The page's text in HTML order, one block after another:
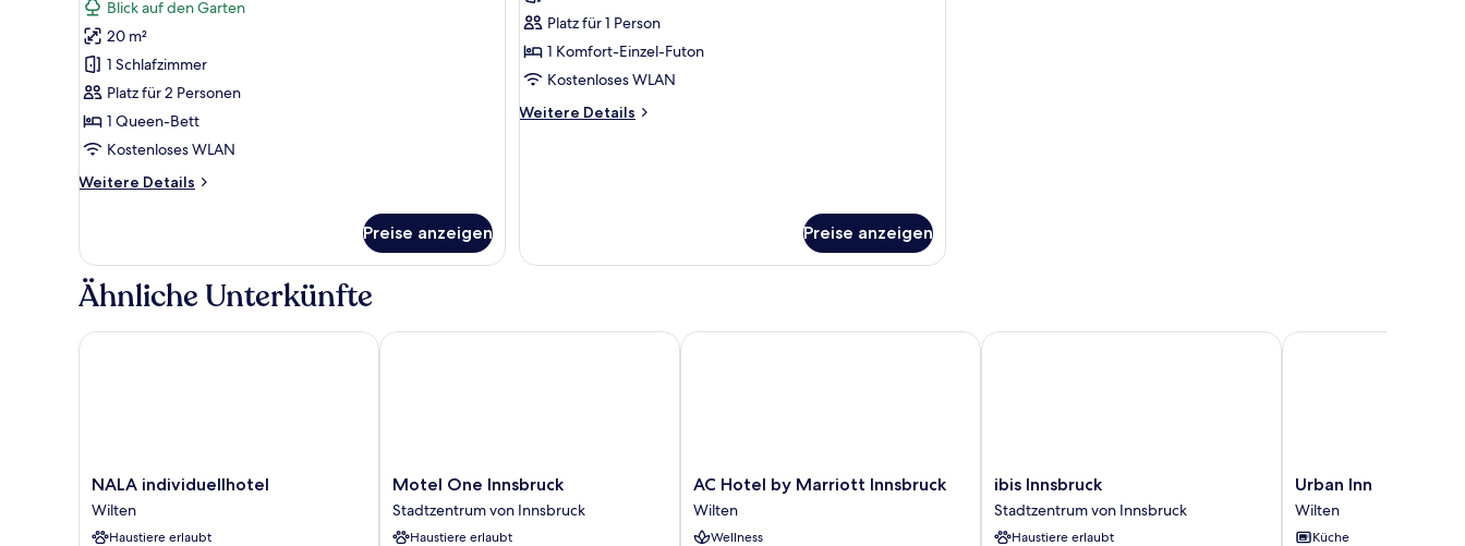
Village
Garden
Corner
anzeigen
Bewertungen)
Blick auf den Garten
20 m²
1 Schlafzimmer
Platz für 2 Personen
1 Queen-Bett
Kostenloses WLAN
Weitere Details
Weitere
Village
Garden
Corner
Preise anzeigen
Einzelzimmer,
Japanisches
Futonbett
Platz für 1 Person
1 Komfort-Einzel-Futon
Kostenloses WLAN
Weitere Details
Weitere
Preise anzeigen
Ähnliche Unterkünfte
NALA
individuellhotel
Wilten
NALA individuellhotel
Wilten
Haustiere erlaubt
NALA individuellhotel
Motel
One
Innsbruck
Stadtzentrum
Motel One Innsbruck
Stadtzentrum von Innsbruck
Haustiere erlaubt
Motel One Innsbruck
AC
Hotel
by
Marriott
AC Hotel by Marriott Innsbruck
Wilten
Wellness
AC Hotel by Marriott Innsbruck
ibis
Innsbruck
Stadtzentrum
von
ibis Innsbruck
Stadtzentrum von Innsbruck
Haustiere erlaubt
ibis Innsbruck
Urban
Inn
Wilten
Urban Inn
Wilten
Küche
Urban Inn